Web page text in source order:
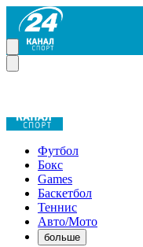
Футбол
Бокс
Games
Баскетбол
Теннис
Авто/Мото
больше